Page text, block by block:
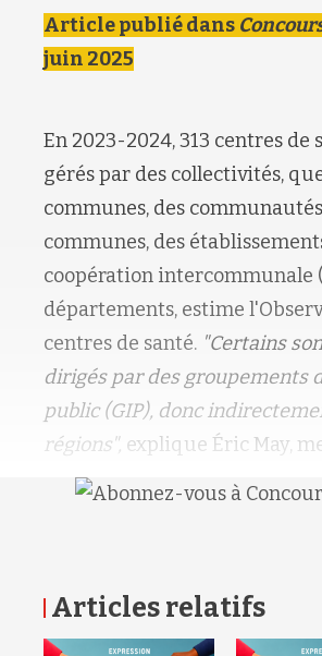
Article publié dans
juin 2025
En 2023-2024, 313 centres de
gérés par des collectivités,
communes, des
communes, des
coopération intercommunale
départements, estime
centres de santé. "Certains
dirigés par des groupements
public (GIP), donc
régions", explique Éric May,
Articles relatifs